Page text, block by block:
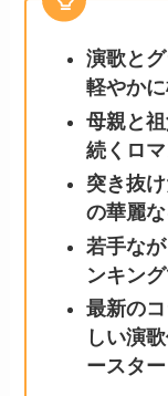
演歌と
軽やか
母親と
続くロ
突き抜
の華麗
若手な
ンキン
最新の
しい演
ースター